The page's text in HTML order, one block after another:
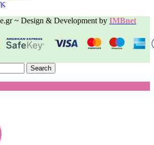
~ Design & Development by IMBnet
Search